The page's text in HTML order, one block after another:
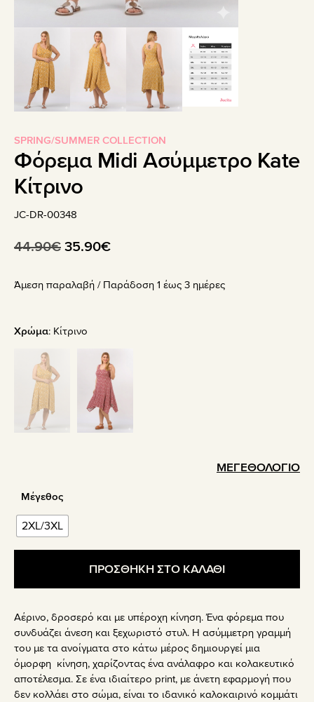
SPRING/SUMMER COLLECTION
Φόρεμα Midi Ασύμμετρο Kate
Κίτρινο
JC-DR-00348
44.90€ Original
was:
35.90€Η
τιμή
Άμεση παραλαβή / Παράδoση 1 έως 3 ημέρες
Χρώμα: Κίτρινο
ΜΕΓΕΘΟΛΟΓΙΟ
Μέγεθος
2XL/3XL
ΠΡΟΣΘΗΚΗ ΣΤΟ ΚΑΛΑΘΙ
Αέρινο, δροσερό και με υπέροχη κίνηση. Ένα φόρεμα που
συνδυάζει άνεση και ξεχωριστό στυλ. Η ασύμμετρη γραμμή
του με τα ανοίγματα στο κάτω μέρος δημιουργεί μια
όμορφη κίνηση, χαρίζοντας ένα ανάλαφρο και κολακευτικό
αποτέλεσμα. Σε ένα ιδιαίτερο print, με άνετη εφαρμογή που
δεν κολλάει στο σώμα, είναι το ιδανικό καλοκαιρινό κομμάτι